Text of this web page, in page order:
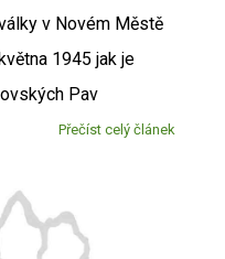
v Novém Městě
1945 jak je
Pav
Přečíst celý článek